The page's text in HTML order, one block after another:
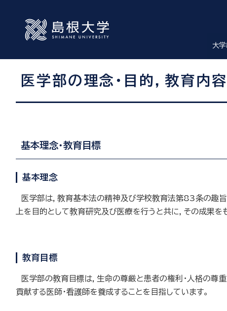
大
医学部の理念・目的，教育内
基本理念・教育目標
基本理念
医学部は，教育基本法の精神及び学校教育法第83条の趣
上を目的として教育研究及び医療を行うと共に，その成果
教育目標
医学部の教育目標は，生命の尊厳と患者の権利・人格の尊
貢献する医師・看護師を養成することを目指しています。